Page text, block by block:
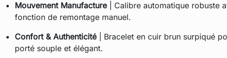
Mouvement Manufacture| Calibre automatique robuste
fonction de remontage manuel.
Confort & Authenticité| Bracelet en cuir brun surpiqué
porté souple et élégant.